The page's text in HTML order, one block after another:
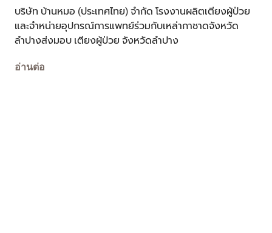
บริษัท บ้านหมอ (ประเทศไทย) จำกัด โรงงานผลิตเตียงผู้ป่วย
และจำหน่ายอุปกรณ์การแพทย์ร่วมกับเหล่ากาชาดจังหวัด
ลำปางส่งมอบ เตียงผู้ป่วย จังหวัดลำปาง
อ่านต่อ